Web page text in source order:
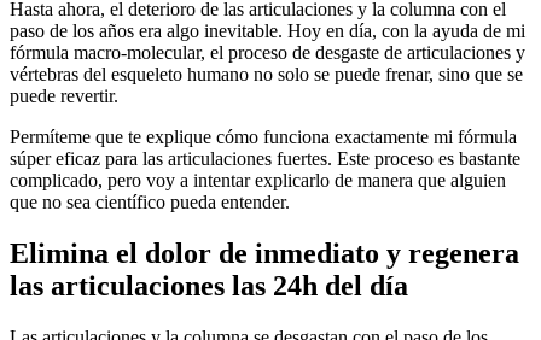
Hasta ahora, el deterioro de las articulaciones y la columna con el
paso de los años era algo inevitable. Hoy en día, con la ayuda de mi
fórmula macro-molecular, el proceso de desgaste de articulaciones y
vértebras del esqueleto humano no solo se puede frenar, sino que se
puede revertir.
Permíteme que te explique cómo funciona exactamente mi fórmula
súper eficaz para las articulaciones fuertes. Este proceso es bastante
complicado, pero voy a intentar explicarlo de manera que alguien
que no sea científico pueda entender.
Elimina el dolor de inmediato y regenera
las articulaciones las 24h del día